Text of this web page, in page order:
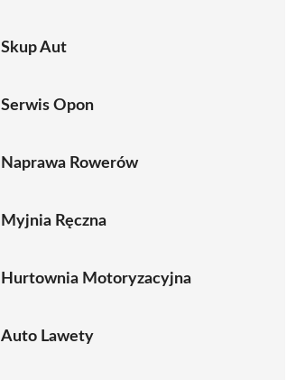
Skup Aut
Serwis Opon
Naprawa Rowerów
Myjnia Ręczna
Hurtownia Motoryzacyjna
Auto Lawety